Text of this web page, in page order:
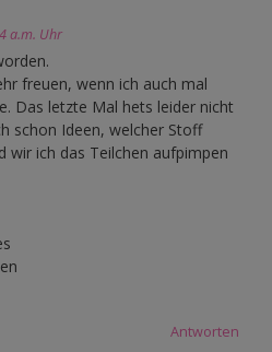
a.m. Uhr
freuen, wenn ich auch mal
Das letzte Mal hets leider nicht
schon Ideen, welcher Stoff
wir ich das Teilchen aufpimpen
Antworten